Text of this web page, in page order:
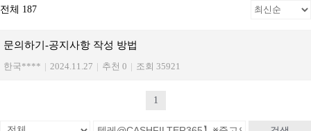
전체 187
문의하기-공지사항 작성 방법
한국**** | 2024.11.27 | 추천 0 | 조회 35921
1